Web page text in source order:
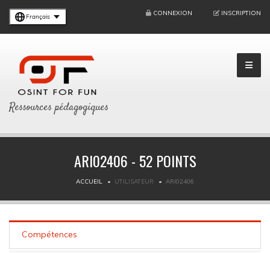
Français CONNEXION INSCRIPTION
Ressources pédagogiques
ARI02406 - 52 POINTS
ACCUEIL UTILISATEUR ARI02406
Compétences